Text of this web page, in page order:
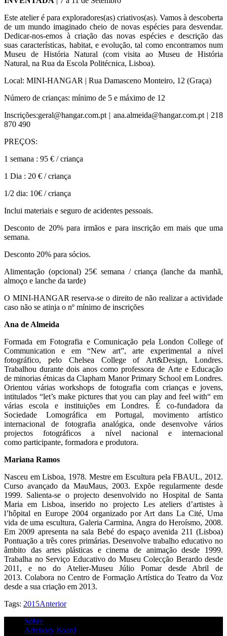
Este atelier é para exploradores(as) criativos(as). Vamos à descoberta
de um mundo imaginado cheio de novas espécies para desvendar.
Dedicar-nos-emos à criação das novas espécies e descrição das
suas características, habitat, e evolução, tal como encontramos num
Museu de História Natural (com visita ao Museu de História
Natural, na Rua da Escola Politécnica, Lisboa).
Local: MINI-HANGAR | Rua Damasceno Monteiro, 12 (Graça)
Número de crianças: mínimo de 5 e máximo de 12
Inscrições:geral@hangar.com.pt | ana.almeida@hangar.com.pt | 218
870 490
PREÇOS:
1 semana : 95 € / criança
1 Dia : 20 € / criança
1/2 dia: 10€ / criança
Inclui materiais e seguro de acidentes pessoais.
Desconto de 20% para irmãos e para inscrição em mais que uma
semana.
Desconto 20% para sócios.
Alimentação (opcional) 25€ semana / criança (lanche da manhã,
almoço e lanche da tarde)
O MINI-HANGAR reserva-se o direito de não realizar a actividade
caso não se atinja o nº mínimo de inscrições
Ana de Almeida
Formada em Fotografia e Comunicação pela London College of
Communication e em “New art”, arte experimental a nível
fotográfico, pelo Chelsea College of Art&Design, Londres.
Trabalhou durante dois anos como professora de Arte e Educação
de minorias étnicas da Clapham Manor Primary School em Londres.
Orientou várias workshops de fotografia com crianças e jovens,
intitulados “let’s make pictures that you can play and feel with“ em
várias escola e instituições em Londres. É co-fundadora da
Sociedade Lomográfica em Portugal, movimento artístico
internacional de fotografia analógica, onde desenvolve vários
projectos fotográficos a nível nacional e internacional
como participante, formadora e produtora.
Mariana Ramos
Nasceu em Lisboa, 1978. Mestre em Escultura pela FBAUL, 2012.
Curso avançado da MauMaus, 2003. Expõe regularmente desde
1999. Salienta-se o projecto desenvolvido no Hospital de Santa
Maria em Lisboa, inserido no projecto Les ateliers d’artistes à
l’hôpital en Europe 2004 organizado por Art dans La Cité, Uma
vida de uma escultura, Galeria Carmina, Angra do Heroísmo, 2008.
Em 2009 apresenta na sala Bebé do espaço avenida 211 (Lisboa)
Pontuação a três cores primárias. Desenvolve trabalho educativo no
âmbito das artes plásticas e cinema de animação desde 1999.
Trabalha no Serviço Educativo do Museu Colecção Berardo desde
2011, e no do Atelier-Museu Júlio Pomar desde Abril de
2013. Colabora no Centro de Formação Artística do Teatro da Voz
desde a sua criação em 2013.
Tags: 2015Anterior
Sobre
Advisory Board